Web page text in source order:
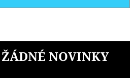
NOVINKY